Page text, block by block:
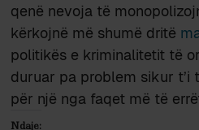
qenë nevoja të
kërkojnë më shumë dritë
politikës e kriminalitetit të
duruar pa problem sikur t’i
për një nga faqet më të
Ndaje: